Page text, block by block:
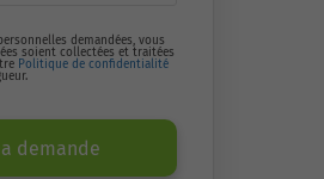
demandées, vous
soient collectées et traitées
Politique de confidentialité
demande